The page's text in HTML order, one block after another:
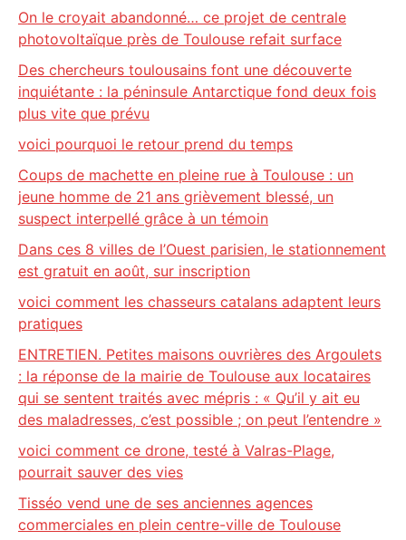
On le croyait abandonné… ce projet de centrale
photovoltaïque près de Toulouse refait surface
Des chercheurs toulousains font une découverte
inquiétante : la péninsule Antarctique fond deux fois
plus vite que prévu
voici pourquoi le retour prend du temps
Coups de machette en pleine rue à Toulouse : un
jeune homme de 21 ans grièvement blessé, un
suspect interpellé grâce à un témoin
Dans ces 8 villes de l’Ouest parisien, le stationnement
est gratuit en août, sur inscription
voici comment les chasseurs catalans adaptent leurs
pratiques
ENTRETIEN. Petites maisons ouvrières des Argoulets
: la réponse de la mairie de Toulouse aux locataires
qui se sentent traités avec mépris : « Qu’il y ait eu
des maladresses, c’est possible ; on peut l’entendre »
voici comment ce drone, testé à Valras-Plage,
pourrait sauver des vies
Tisséo vend une de ses anciennes agences
commerciales en plein centre-ville de Toulouse